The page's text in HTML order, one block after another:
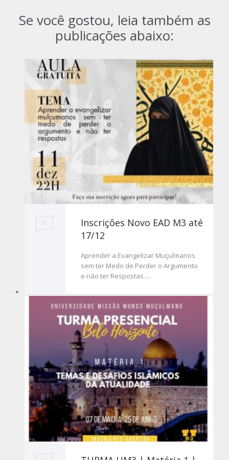
Se você gostou, leia também as
publicações abaixo:
0
Inscrições Novo EAD M3 até
17/12
Aprender a Evangelizar Muçulmanos
sem ter Medo de Perder o Argumento
e não ter Respostas….